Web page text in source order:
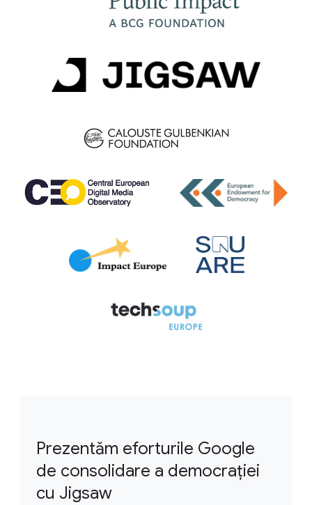
Prezentăm eforturile Google
de consolidare a democrației
cu Jigsaw